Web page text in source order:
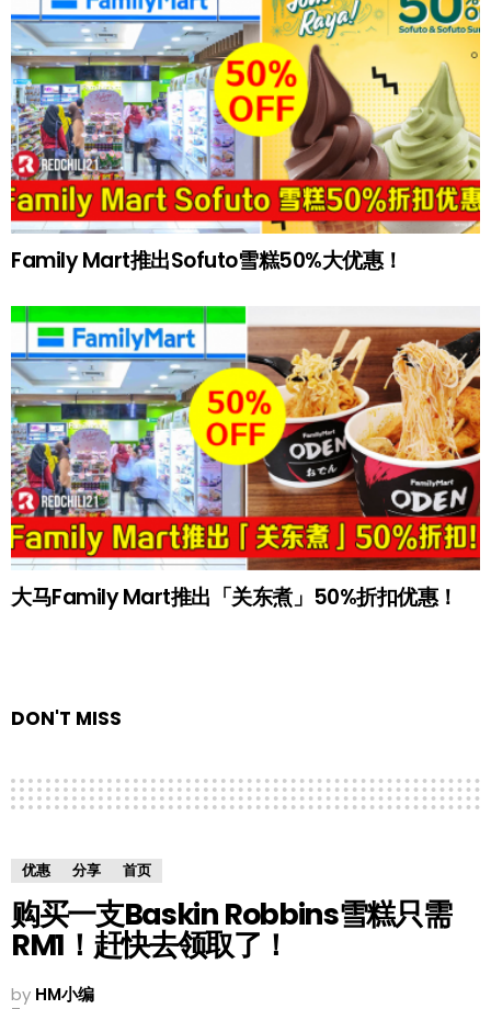
Family Mart推出Sofuto雪糕50%大优惠！
大马Family Mart推出「关东煮」50%折扣优惠！
DON'T MISS
优惠 分享 首页
购买一支Baskin Robbins雪糕只需
RM1！赶快去领取了！
by HM小编